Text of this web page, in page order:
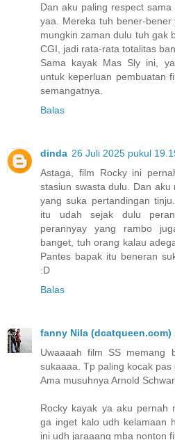
Dan aku paling respect
yaa. Mereka tuh bener-
mungkin zaman dulu tuh gak
CGI, jadi rata-rata totalitas
Sama kayak Mas Sly ini,
untuk keperluan pembuatan
semangatnya.
Balas
dinda 26 Juli 2025 pukul
Astaga, film Rocky ini
stasiun swasta dulu. Dan
yang suka pertandingan
itu udah sejak dulu
perannyay yang rambo
banget, tuh orang kalau
Pantes bapak itu beneran
:D
Balas
fanny Nila (dcatqueen.com)
Uwaaaah film SS memang
sukaaaa. Tp paling kocak
Ama musuhnya Arnold
Rocky kayak ya aku pernah
ga inget kalo udh kelamaan
ini udh jaraaang mba nonton